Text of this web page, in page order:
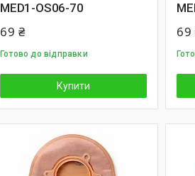
MED1-OS06-70
69 ₴
Готово до відправки
Купити
69